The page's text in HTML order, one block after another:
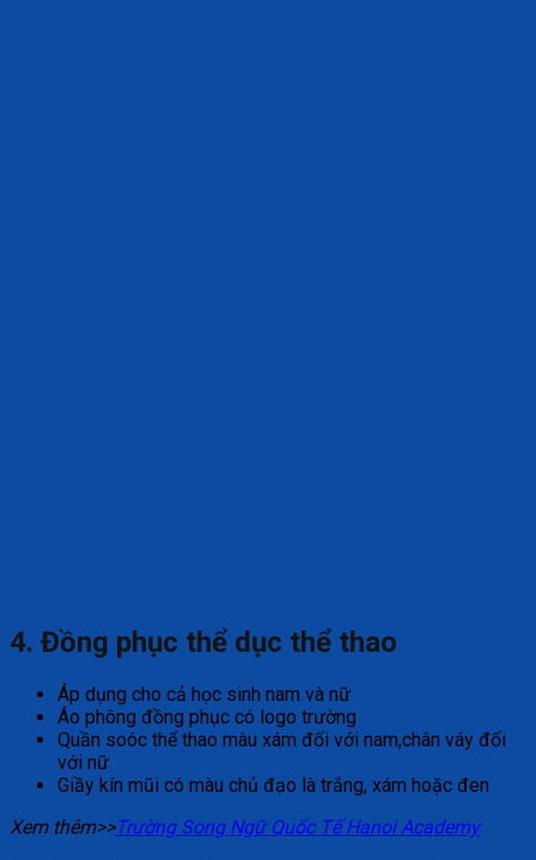
4. Đồng phục thể dục thể thao
Áp dụng cho cả học sinh nam và nữ
Áo phông đồng phục có logo trường
Quần soóc thể thao màu xám đối với nam,chân váy đối
với nữ
Giầy kín mũi có màu chủ đạo là trắng, xám hoặc đen
Xem thêm>>Trường Song Ngữ Quốc Tế Hanoi Academy